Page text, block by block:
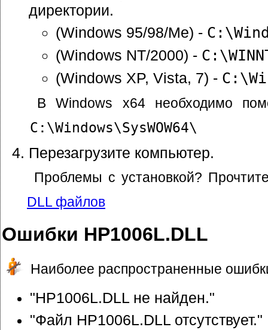
директории.
(Windows 95/98/Me) -
(Windows NT/2000) -
(Windows XP, Vista, 7) -
В Windows x64 необходимо
C:\Windows\SysWOW64\
Перезагрузите компьютер.
Проблемы с установкой?
DLL файлов
Ошибки HP1006L.DLL
Наиболее распространенные
"HP1006L.DLL не найден."
"Файл HP1006L.DLL отсутствует."